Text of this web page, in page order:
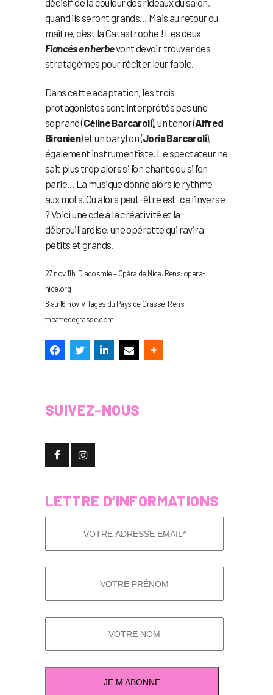
décisif de la couleur des rideaux du salon,
quand ils seront grands… Mais au retour du
maître, c’est la Catastrophe ! Les deux
Fiancés en herbevont devoir trouver des
stratagèmes pour réciter leur fable.
Dans cette adaptation, les trois
protagonistes sont interprétés pas une
soprano (Céline Barcaroli), un ténor (Alfred
Bironien) et un baryton (Joris Barcaroli),
également instrumentiste. Le spectateur ne
sait plus trop alors si l’on chante ou si l’on
parle… La musique donne alors le rythme
aux mots. Ou alors peut-être est-ce l’inverse
? Voici une ode à la créativité et la
débrouillardise, une opérette qui ravira
petits et grands.
27 nov 11h, Diacosmie – Opéra de Nice. Rens: opera-
nice.org
8 au 16 nov, Villages du Pays de Grasse. Rens:
theatredegrasse.com
SUIVEZ-NOUS
LETTRE D’INFORMATIONS